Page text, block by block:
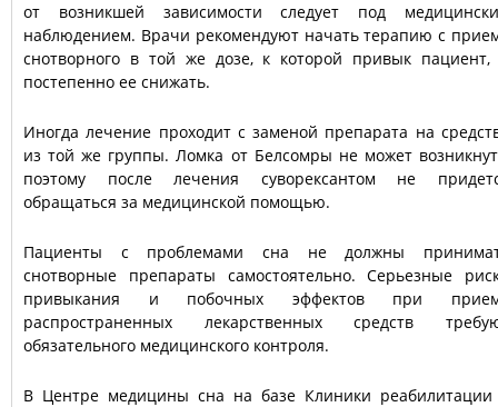
от возникшей зависимости следует под
наблюдением. Врачи рекомендуют начать терапию с
снотворного в той же дозе, к которой привык
постепенно ее снижать.
Иногда лечение проходит с заменой препарата на
из той же группы. Ломка от Белсомры не может
поэтому после лечения суворексантом не
обращаться за медицинской помощью.
Пациенты с проблемами сна не должны
снотворные препараты самостоятельно. Серьезные
привыкания и побочных эффектов при
распространенных лекарственных средств
обязательного медицинского контроля.
В Центре медицины сна на базе Клиники